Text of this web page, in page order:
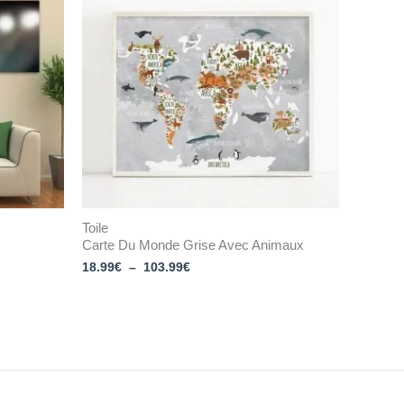
Toile
Carte Du Monde Grise Avec Animaux
18.99€ – 103.99€
à
103.99€